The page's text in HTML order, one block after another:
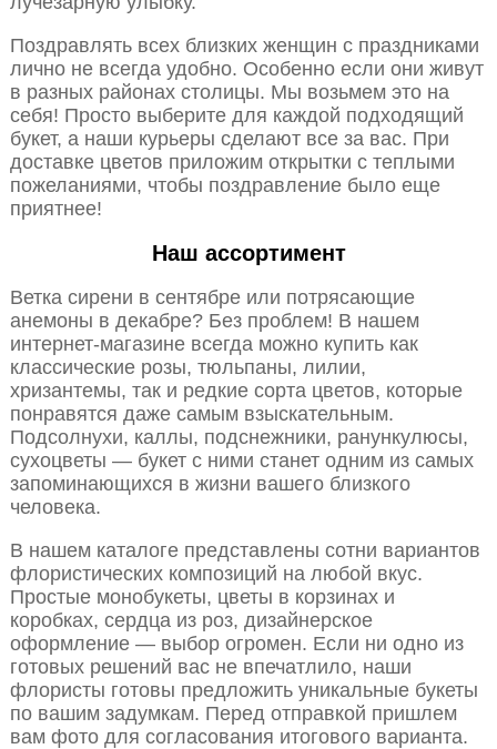
Поздравлять всех близких женщин с праздниками
лично не всегда удобно. Особенно если они живут
в разных районах столицы. Мы возьмем это на
себя! Просто выберите для каждой подходящий
букет, а наши курьеры сделают все за вас. При
доставке цветов приложим открытки с теплыми
пожеланиями, чтобы поздравление было еще
приятнее!
Наш ассортимент
Ветка сирени в сентябре или потрясающие
анемоны в декабре? Без проблем! В нашем
интернет-магазине всегда можно купить как
классические розы, тюльпаны, лилии,
хризантемы, так и редкие сорта цветов, которые
понравятся даже самым взыскательным.
Подсолнухи, каллы, подснежники, ранункулюсы,
сухоцветы — букет с ними станет одним из самых
запоминающихся в жизни вашего близкого
человека.
В нашем каталоге представлены сотни вариантов
флористических композиций на любой вкус.
Простые монобукеты, цветы в корзинах и
коробках, сердца из роз, дизайнерское
оформление — выбор огромен. Если ни одно из
готовых решений вас не впечатлило, наши
флористы готовы предложить уникальные букеты
по вашим задумкам. Перед отправкой пришлем
вам фото для согласования итогового варианта.